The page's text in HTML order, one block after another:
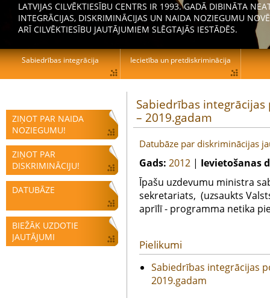
ZIŅOT PAR NAIDA
NOZIEGUMU!
ZIŅOT PAR
DISKRIMINĀCIJU!
DATUBĀZE
BIEŽĀK UZDOTIE
JAUTĀJUMI
Sabiedrības
– 2019.gadam
Datubāze par diskriminācijas
Gads: 2012 | Ievietošanas
Īpašu uzdevumu ministra
sekretariats, (uzsaukts
aprīlī - programma netika
Pielikumi
Sabiedrības integrācijas
2019.gadam
LATVIJAS CILVĒKTIESĪBU CENTRS IR 1993. GADĀ DIBINĀTA
INTEGRĀCIJAS, DISKRIMINĀCIJAS UN NAIDA NOZIEGUMU
ARĪ CILVĒKTIESĪBU JAUTĀJUMIEM SLĒGTAJĀS IESTĀDĒS.
Sabiedrības integrācija Iecietība un pretdiskriminācija